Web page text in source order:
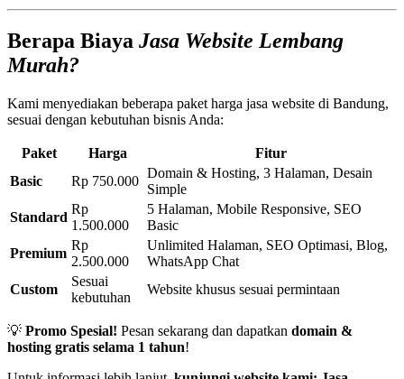
Berapa Biaya Jasa Website Lembang
Murah?
Kami menyediakan beberapa paket harga jasa website di Bandung,
sesuai dengan kebutuhan bisnis Anda:
Paket Harga
Fitur
Basic
Rp 750.000
Domain & Hosting, 3 Halaman, Desain
Simple
Standard
Rp
1.500.000
5 Halaman, Mobile Responsive, SEO
Basic
Premium
Rp
2.500.000
Unlimited Halaman, SEO Optimasi, Blog,
WhatsApp Chat
Custom
Sesuai
kebutuhan
Website khusus sesuai permintaan
💡 Promo Spesial! Pesan sekarang dan dapatkan domain &
hosting gratis selama 1 tahun!